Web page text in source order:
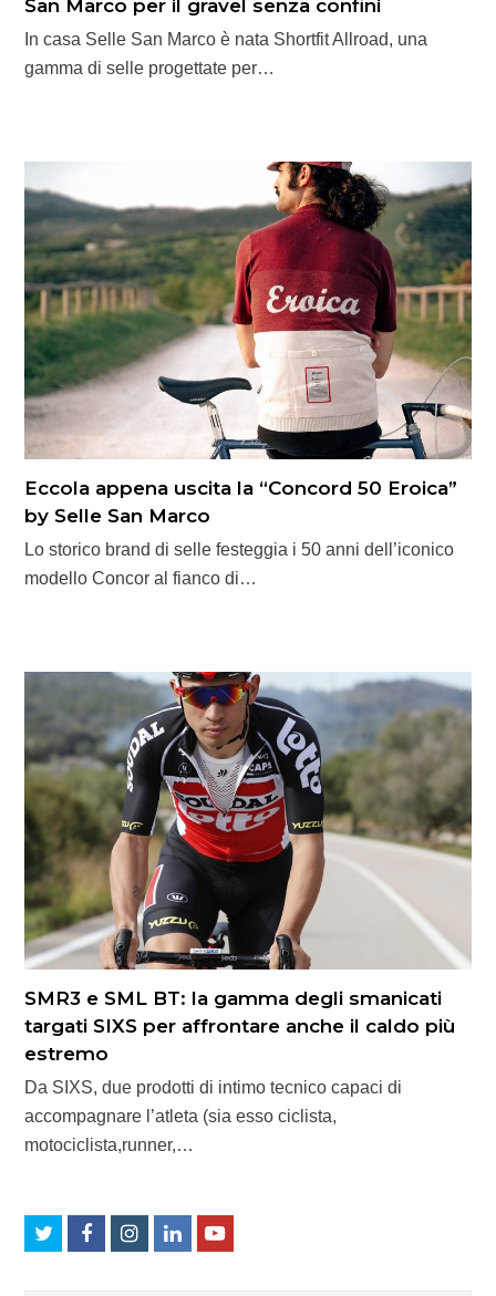
San Marco per il gravel senza confini
In casa Selle San Marco è nata Shortfit Allroad, una
gamma di selle progettate per…
Eccola appena uscita la “Concord 50 Eroica”
by Selle San Marco
Lo storico brand di selle festeggia i 50 anni dell’iconico
modello Concor al fianco di…
SMR3 e SML BT: la gamma degli smanicati
targati SIXS per affrontare anche il caldo più
estremo
Da SIXS, due prodotti di intimo tecnico capaci di
accompagnare l’atleta (sia esso ciclista,
motociclista,runner,…
TwitterFacebookInstagram
LinkedInYoutube